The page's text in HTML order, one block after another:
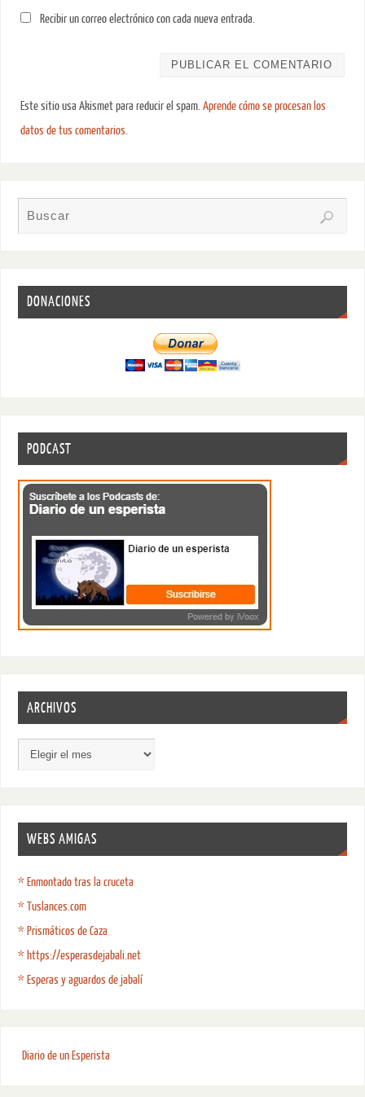
Recibir un correo electrónico con cada nueva entrada.
Este sitio usa Akismet para reducir el spam.Aprende cómo se procesan los
datos de tus comentarios.
DONACIONES
PODCAST
ARCHIVOS
WEBS AMIGAS
* Enmontado tras la cruceta
* Tuslances.com
* Prismáticos de Caza
* https://esperasdejabali.net
* Esperas y aguardos de jabalí
Diario de un Esperista